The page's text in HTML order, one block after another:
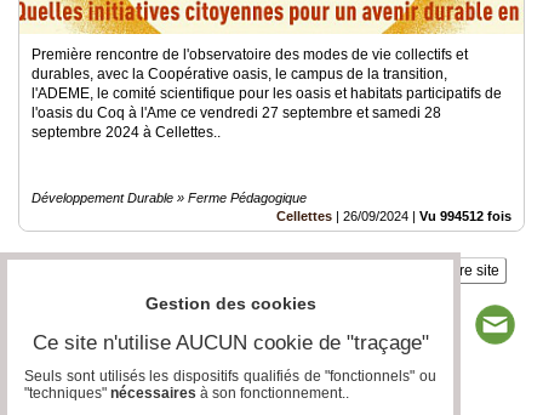
Première rencontre de l'observatoire des modes de vie collectifs et
durables, avec la Coopérative oasis, le campus de la transition,
l'ADEME, le comité scientifique pour les oasis et habitats participatifs de
l'oasis du Coq à l'Ame ce vendredi 27 septembre et samedi 28
septembre 2024 à Cellettes..
Développement Durable » Ferme Pédagogique
Cellettes | 26/09/2024 | Vu 994512 fois
Insérez sur votre site
Gestion des cookies
Ce site n'utilise AUCUN cookie de "traçage"
Seuls sont utilisés les dispositifs qualifiés de "fonctionnels" ou
"techniques" nécessaires à son fonctionnement..